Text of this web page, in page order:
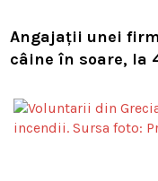
Angajații unei
câine în soare, la